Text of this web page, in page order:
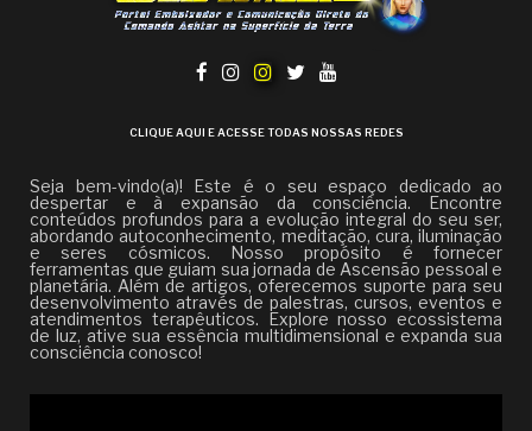
CLIQUE AQUI E ACESSE TODAS NOSSAS REDES
Seja bem-vindo(a)! Este é o seu espaço dedicado ao
despertar e à expansão da consciência. Encontre
conteúdos profundos para a evolução integral do seu ser,
abordando autoconhecimento, meditação, cura, iluminação
e seres cósmicos. Nosso propósito é fornecer
ferramentas que guiam sua jornada de Ascensão pessoal e
planetária. Além de artigos, oferecemos suporte para seu
desenvolvimento através de palestras, cursos, eventos e
atendimentos terapêuticos. Explore nosso ecossistema
de luz, ative sua essência multidimensional e expanda sua
consciência conosco!